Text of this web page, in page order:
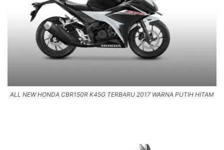
ALL NEW HONDA CBR150R K45G TERBARU 2017 WARNA PUTIH HITAM